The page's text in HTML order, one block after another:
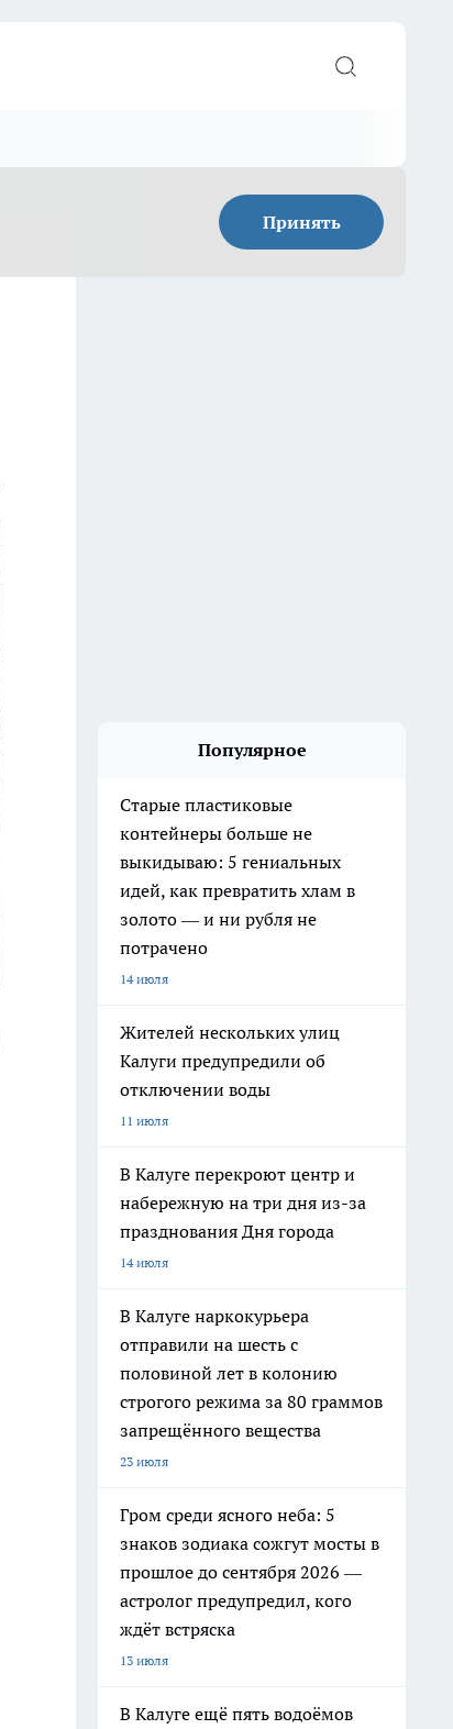
Принять
Популярное
Старые пластиковые
контейнеры больше не
выкидываю: 5 гениальных
идей, как превратить хлам в
золото — и ни рубля не
потрачено
14 июля
Жителей нескольких улиц
Калуги предупредили об
отключении воды
11 июля
В Калуге перекроют центр и
набережную на три дня из-за
празднования Дня города
14 июля
В Калуге наркокурьера
отправили на шесть с
половиной лет в колонию
строгого режима за 80 граммов
запрещённого вещества
23 июля
Гром среди ясного неба: 5
знаков зодиака сожгут мосты в
прошлое до сентября 2026 —
астролог предупредил, кого
ждёт встряска
13 июля
В Калуге ещё пять водоёмов